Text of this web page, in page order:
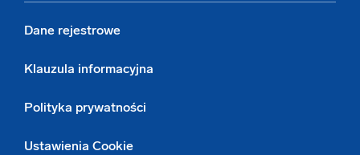
Dane rejestrowe
Klauzula informacyjna
Polityka prywatności
Ustawienia Cookie